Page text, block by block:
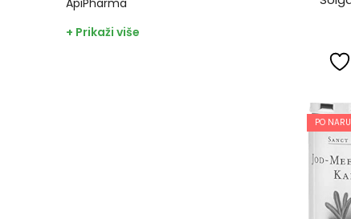
PO
ApiPharma
+ Prikaži više